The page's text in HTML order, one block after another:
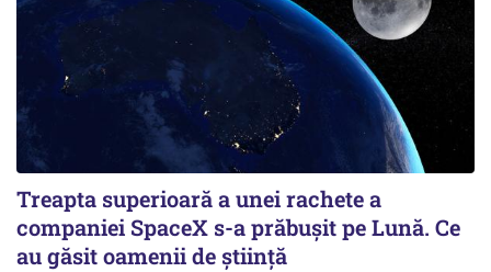
Treapta superioară a unei rachete a
companiei SpaceX s-a prăbușit pe Lună. Ce
au găsit oamenii de știință